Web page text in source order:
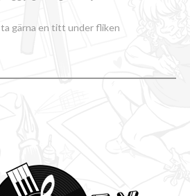
gärna en titt under fliken